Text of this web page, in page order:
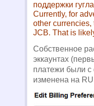
поддержки
Currently, for
other
JCB. That is
Cобственное
эккаунтах
платежи были с
изменена на